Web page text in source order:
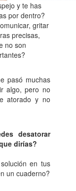
y te has
por dentro?
gritar
precisas,
no son
pasó muchas
algo, pero no
atorado y no
desatorar
dirías?
en tus
un cuaderno?